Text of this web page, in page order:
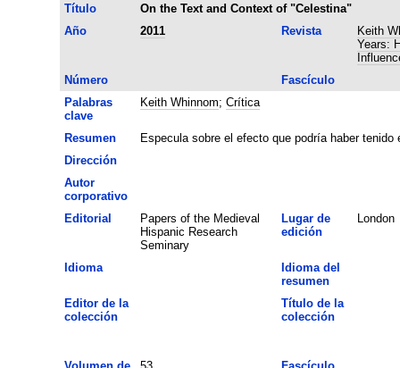
Título
On the Text and Context of "Celestina"
Año
2011 Revista
Keith
Years:
Número
Fascículo
Palabras
clave
Keith Whinnom; Crítica
Resumen
Especula sobre el efecto que podría haber
Dirección
Autor
corporativo
Editorial
Papers of the Medieval
Hispanic Research
Seminary
Lugar de
edición
London
Idioma
Idioma del
resumen
Editor de la
colección
Título de la
colección